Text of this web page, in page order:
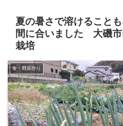
夏の暑さで溶けること
間に合いました 大磯
栽培
食・野菜作り